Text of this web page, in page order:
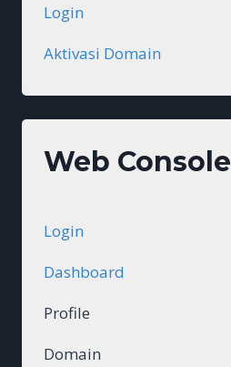
Login
Aktivasi Domain
Web Console
Login
Dashboard
Profile
Domain